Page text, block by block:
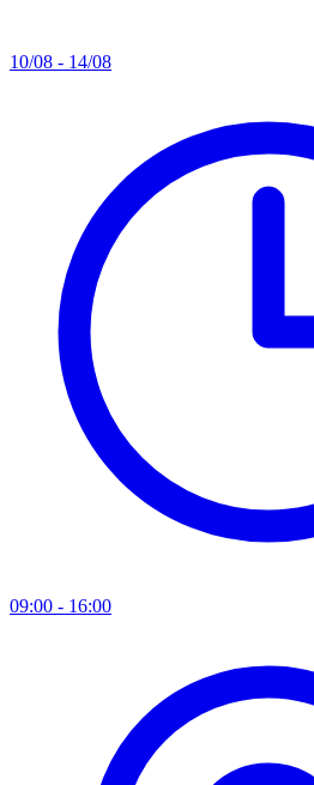
10/08 - 14/08
09:00 - 16:00